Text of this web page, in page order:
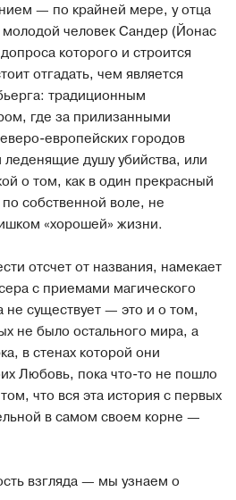
— по крайней мере, у отца
человек Сандер (Йонас
которого и строится
отгадать, чем является
традиционным
где за прилизанными
европейских городов
леденящие душу убийства, или
о том, как в один прекрасный
собственной воле, не
«хорошей» жизни.
отсчет от названия, намекает
с приемами магического
не существует — это и о том,
не было остального мира, а
в стенах которой они
Любовь, пока что-то не пошло
что вся эта история с первых
в самом своем корне —
взгляда — мы узнаем о